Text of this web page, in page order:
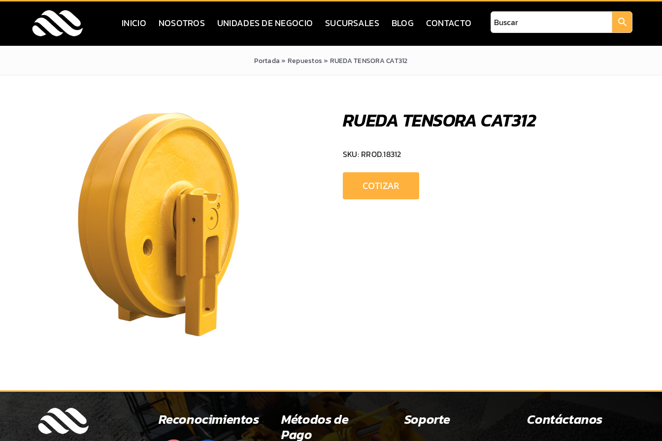
Saltar
contenido
INICIO NOSOTROS UNIDADES DE NEGOCIO SUCURSALES BLOG CONTACTO
Portada» Repuestos» RUEDA TENSORA CAT312
RUEDA TENSORA CAT312
SKU: RROD.18312
COTIZAR
Reconocimientos Métodos de
Pago
Soporte Contáctanos